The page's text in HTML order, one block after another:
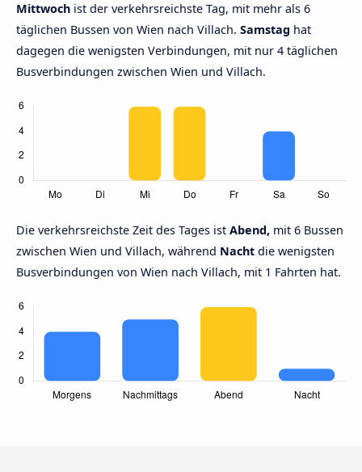
Mittwoch ist der verkehrsreichste Tag, mit mehr als 6
täglichen Bussen von Wien nach Villach. Samstag hat
dagegen die wenigsten Verbindungen, mit nur 4 täglichen
Busverbindungen zwischen Wien und Villach.
Die verkehrsreichste Zeit des Tages ist Abend, mit 6 Bussen
zwischen Wien und Villach, während Nacht die wenigsten
Busverbindungen von Wien nach Villach, mit 1 Fahrten hat.